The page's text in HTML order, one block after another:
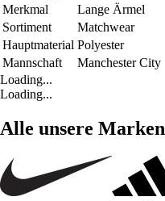
Merkmal
Lange Ärmel
Sortiment
Matchwear
Hauptmaterial Polyester
Mannschaft
Manchester City
Loading...
Loading...
Alle unsere Marken